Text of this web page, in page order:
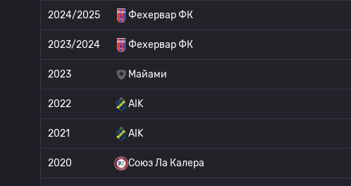
2024/2025 Фехервар ФК
2023/2024 Фехервар ФК
2023 Майами
2022 AIK
2021 AIK
2020 Союз Ла Калера